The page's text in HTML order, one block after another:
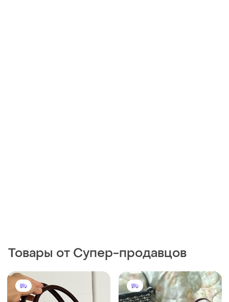
Товары от Супер-продавцов